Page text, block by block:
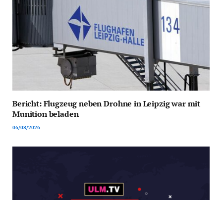
Bericht: Flugzeug neben Drohne in Leipzig war mit
Munition beladen
06/08/2026